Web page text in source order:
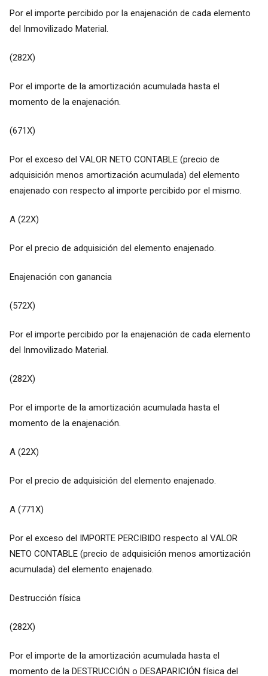
Por el importe percibido por la enajenación de cada elemento
del Inmovilizado Material.
(282X)
Por el importe de la amortización acumulada hasta el
momento de la enajenación.
(671X)
Por el exceso del VALOR NETO CONTABLE (precio de
adquisición menos amortización acumulada) del elemento
enajenado con respecto al importe percibido por el mismo.
A (22X)
Por el precio de adquisición del elemento enajenado.
Enajenación con ganancia
(572X)
Por el importe percibido por la enajenación de cada elemento
del Inmovilizado Material.
(282X)
Por el importe de la amortización acumulada hasta el
momento de la enajenación.
A (22X)
Por el precio de adquisición del elemento enajenado.
A (771X)
Por el exceso del IMPORTE PERCIBIDO respecto al VALOR
NETO CONTABLE (precio de adquisición menos amortización
acumulada) del elemento enajenado.
Destrucción física
(282X)
Por el importe de la amortización acumulada hasta el
momento de la DESTRUCCIÓN o DESAPARICIÓN física del